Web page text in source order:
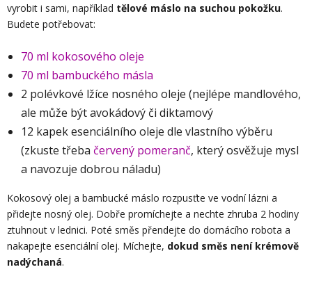
vyrobit i sami, například tělové máslo na suchou pokožku.
Budete potřebovat:
70 ml kokosového oleje
70 ml bambuckého másla
2 polévkové lžíce nosného oleje (nejlépe mandlového,
ale může být avokádový či diktamový
12 kapek esenciálního oleje dle vlastního výběru
(zkuste třeba červený pomeranč, který osvěžuje mysl
a navozuje dobrou náladu)
Kokosový olej a bambucké máslo rozpusťte ve vodní lázni a
přidejte nosný olej. Dobře promíchejte a nechte zhruba 2 hodiny
ztuhnout v lednici. Poté směs přendejte do domácího robota a
nakapejte esenciální olej. Míchejte, dokud směs není krémově
nadýchaná.